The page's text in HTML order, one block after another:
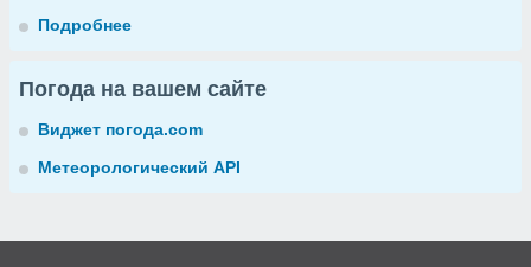
Подробнее
Погода на вашем сайте
Виджет погода.com
Метеорологический API